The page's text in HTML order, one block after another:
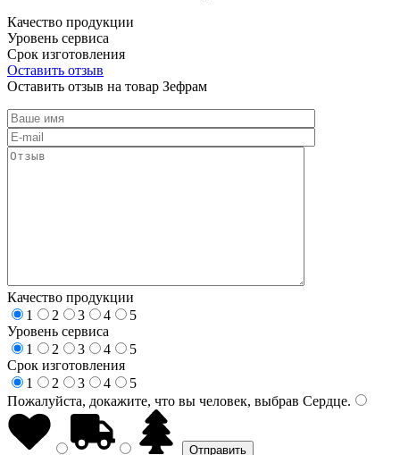
Качество продукции
Уровень сервиса
Срок изготовления
Оставить отзыв
Оставить отзыв на товар Зефрам
Качество продукции
1
2 3 4
5
Уровень сервиса
1
2 3 4
5
Срок изготовления
1
2 3 4
5
Пожалуйста, докажите, что вы человек, выбрав Сердце.